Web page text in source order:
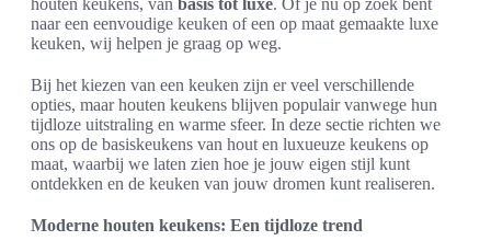
houten keukens, van basis tot luxe. Of je nu op zoek bent
naar een eenvoudige keuken of een op maat gemaakte luxe
keuken, wij helpen je graag op weg.
Bij het kiezen van een keuken zijn er veel verschillende
opties, maar houten keukens blijven populair vanwege hun
tijdloze uitstraling en warme sfeer. In deze sectie richten we
ons op de basiskeukens van hout en luxueuze keukens op
maat, waarbij we laten zien hoe je jouw eigen stijl kunt
ontdekken en de keuken van jouw dromen kunt realiseren.
Moderne houten keukens: Een tijdloze trend